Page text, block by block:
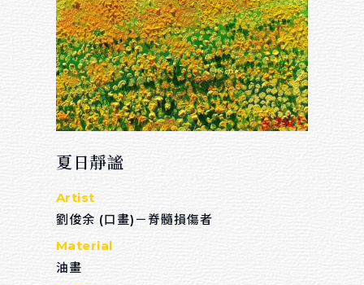
夏日靜謐
Artist
劉俊余 (口畫)－脊髓損傷者
Material
油畫